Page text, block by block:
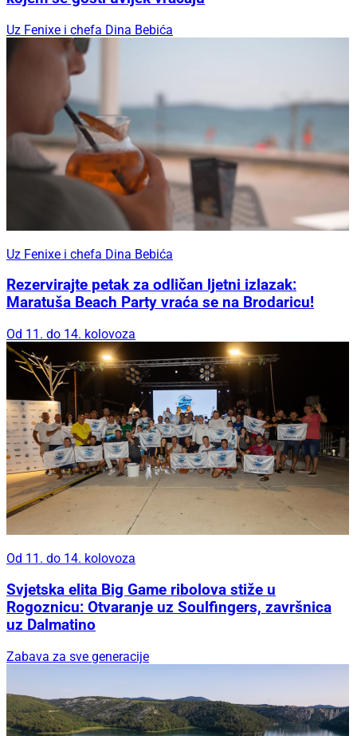
Uz Fenixe i chefa Dina Bebića
Uz Fenixe i chefa Dina Bebića
Rezervirajte petak za odličan ljetni izlazak:
Maratuša Beach Party vraća se na Brodaricu!
Od 11. do 14. kolovoza
Od 11. do 14. kolovoza
Svjetska elita Big Game ribolova stiže u
Rogoznicu: Otvaranje uz Soulfingers, završnica
uz Dalmatino
Zabava za sve generacije